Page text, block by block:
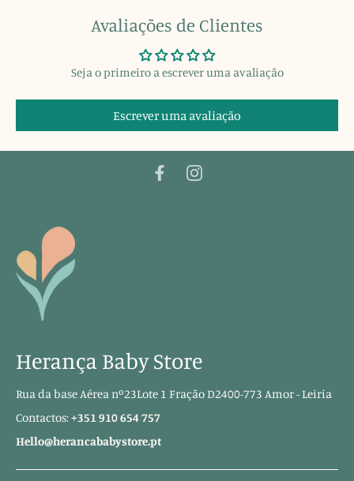
Avaliações de Clientes
Seja o primeiro a escrever uma avaliação
Escrever uma avaliação
Herança Baby Store
Rua da base Aérea nº23Lote 1 Fração D2400-773 Amor - Leiria
Contactos:+351 910 654 757
Hello@herancababystore.pt